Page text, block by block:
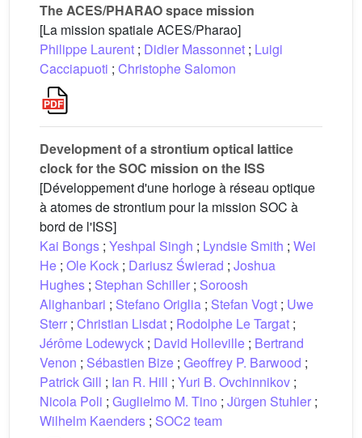
The ACES/PHARAO space mission
[La mission spatiale ACES/Pharao]
Philippe Laurent ; Didier Massonnet ; Luigi
Cacciapuoti ; Christophe Salomon
Development of a strontium optical lattice
clock for the SOC mission on the ISS
[Développement d'une horloge à réseau optique
à atomes de strontium pour la mission SOC à
bord de l'ISS]
Kai Bongs ; Yeshpal Singh ; Lyndsie Smith ; Wei
He ; Ole Kock ; Dariusz Świerad ; Joshua
Hughes ; Stephan Schiller ; Soroosh
Alighanbari ; Stefano Origlia ; Stefan Vogt ; Uwe
Sterr ; Christian Lisdat ; Rodolphe Le Targat ;
Jérôme Lodewyck ; David Holleville ; Bertrand
Venon ; Sébastien Bize ; Geoffrey P. Barwood ;
Patrick Gill ; Ian R. Hill ; Yuri B. Ovchinnikov ;
Nicola Poli ; Guglielmo M. Tino ; Jürgen Stuhler ;
Wilhelm Kaenders ; SOC2 team